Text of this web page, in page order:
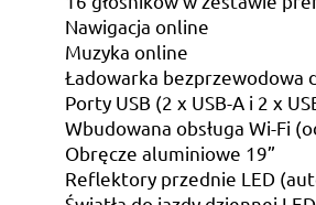
Nawigacja online
Muzyka online
Ładowarka bezprzewodowa
Porty USB (2 x USB-A i 2 x
Wbudowana obsługa Wi-Fi
Obręcze aluminiowe 19”
Reflektory przednie LED